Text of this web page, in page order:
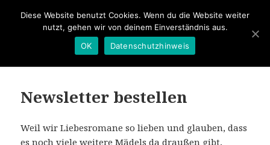
Newsletter bestellen
Weil wir Liebesromane so lieben und glauben, dass
es noch viele weitere Mädels da draußen gibt,
Diese Website benutzt Cookies. Wenn du die Website weiter
nutzt, gehen wir von deinem Einverständnis aus.
OK
Datenschutzhinweis